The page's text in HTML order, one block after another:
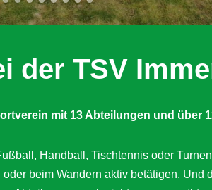
der TSV
mit 13 Abteilungen und über
Handball, Tischtennis oder
beim Wandern aktiv betätigen. Und